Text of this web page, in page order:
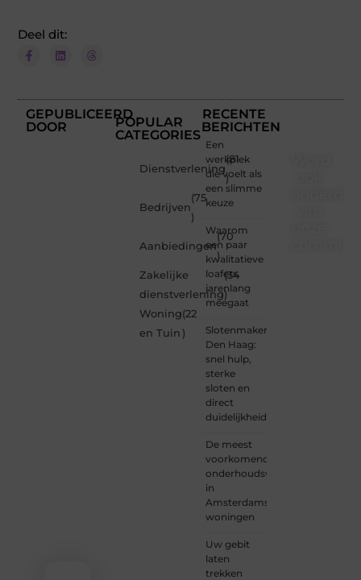
Deel dit:
GEPUBLICEERD
DOOR
POPULAR
CATEGORIES
Dienstverlening
(81
)
Bedrijven
(75
)
Aanbiedingen
(70
)
Zakelijke
dienstverlening
(34
)
Woning
en Tuin
(22
)
RECENTE
BERICHTEN
Een
werkplek
die voelt als
een slimme
keuze
Waarom
een paar
kwalitatieve
loafers
jarenlang
meegaat
Slotenmaker
Den Haag:
snel hulp,
sterke
sloten en
direct
duidelijkheid
De meest
voorkomende
onderhoudswerkzaamheden
in
Amsterdamse
woningen
Uw gebit
laten
trekken